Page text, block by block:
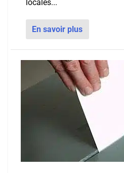
locales...
En savoir plus